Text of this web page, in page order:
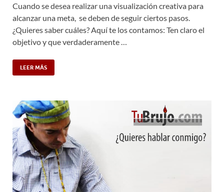
Cuando se desea realizar una visualización creativa para
alcanzar una meta, se deben de seguir ciertos pasos.
¿Quieres saber cuáles? Aquí te los contamos: Ten claro el
objetivo y que verdaderamente …
LEER MÁS